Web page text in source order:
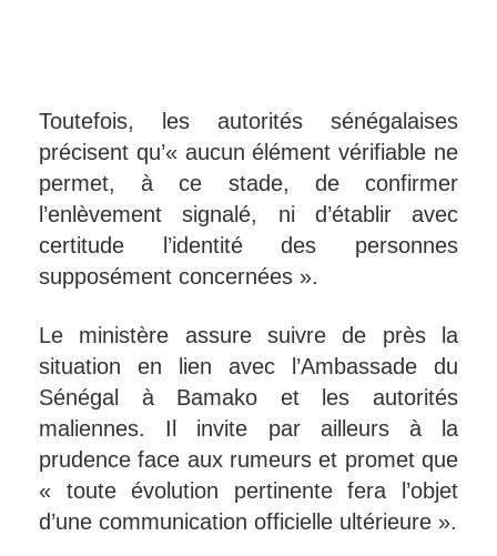
Toutefois, les autorités sénégalaises
précisent qu’« aucun élément vérifiable ne
permet, à ce stade, de confirmer
l’enlèvement signalé, ni d’établir avec
certitude l’identité des personnes
supposément concernées ».
Le ministère assure suivre de près la
situation en lien avec l’Ambassade du
Sénégal à Bamako et les autorités
maliennes. Il invite par ailleurs à la
prudence face aux rumeurs et promet que
« toute évolution pertinente fera l’objet
d’une communication officielle ultérieure ».